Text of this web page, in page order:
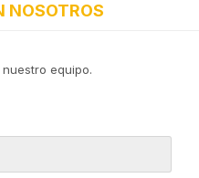
NOSOTROS
equipo.